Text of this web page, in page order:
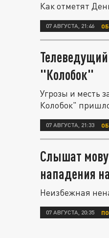
Как отметят
07 АВГУСТА, 21:46
"Колобок"
Угрозы и месть
Колобок"
07 АВГУСТА, 21:33
Слышат
нападения
Неизбежная
07 АВГУСТА, 20:35